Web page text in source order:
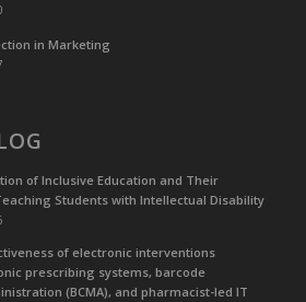
in Marketing
of Inclusive Education and Their
Students with Intellectual Disability
of electronic interventions
prescribing systems, barcode
(BCMA), and pharmacist-led IT